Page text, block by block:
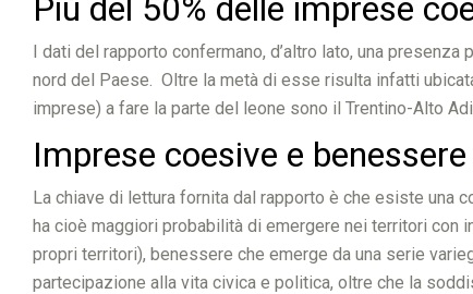
Più del 50% delle imprese
I dati del rapporto confermano, d’altro lato, una
nord del Paese. Oltre la metà di esse risulta infatti
imprese) a fare la parte del leone sono il Trentino-Alto
Imprese coesive e
La chiave di lettura fornita dal rapporto è che esiste una
ha cioè maggiori probabilità di emergere nei territori con
propri territori), benessere che emerge da una serie
partecipazione alla vita civica e politica, oltre che la